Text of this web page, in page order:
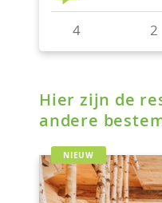
Hier zijn de
andere